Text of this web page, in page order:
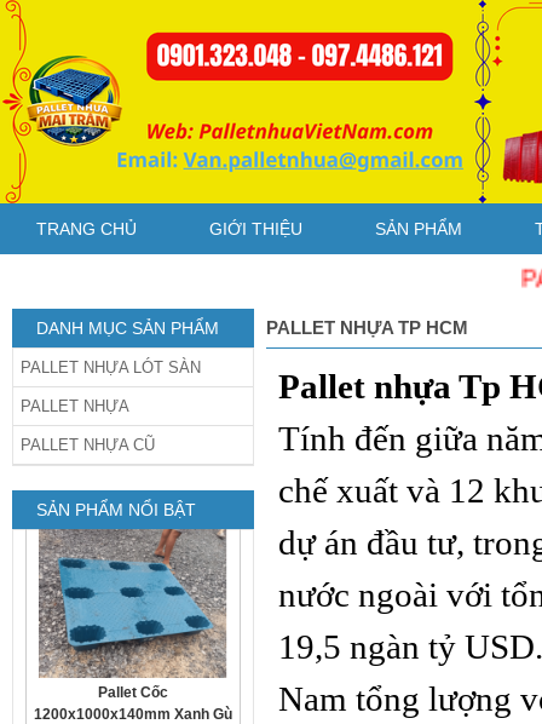
TRANG CHỦ GIỚI THIỆU SẢN PHẨM
DANH MỤC SẢN PHẨM
PALLET NHỰA LÓT SÀN
PALLET NHỰA
PALLET NHỰA CŨ
SẢN PHẨM NỔI BẬT
Pallet Nhựa Cũ
1000x1000x85mm Xám
Pallet Cốc
Mỹ
Pallet nhựa cũ 1000x600x78
PALLET NHỰA TP HCM
Pallet nhựa Tp
Tính đến giữa
chế xuất và 12
dự án đầu tư,
nước ngoài với
19,5 ngàn tỷ
Nam tổng lượng